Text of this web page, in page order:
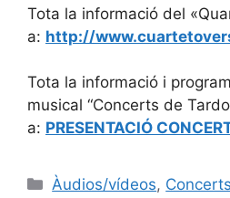
Tota la informació del
a: http://
Tota la informació i
musical “Concerts de
a: PRESENTACIÓ
Àudios/vídeos,